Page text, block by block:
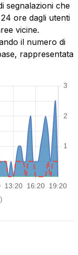
segnalazioni che
ore dagli utenti
vicine.
il numero di
rappresentata